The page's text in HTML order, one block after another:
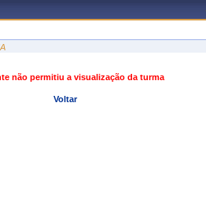
não permitiu a visualização da turma
Voltar